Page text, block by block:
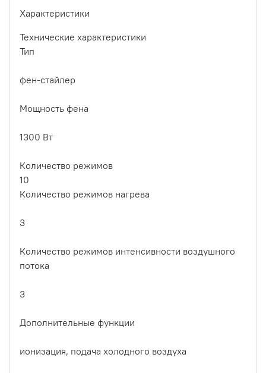
Характеристики
Технические характеристики
Тип
фен-стайлер
Мощность фена
1300 Вт
Количество режимов
10
Количество режимов нагрева
3
Количество режимов интенсивности воздушного
потока
3
Дополнительные функции
ионизация, подача холодного воздуха